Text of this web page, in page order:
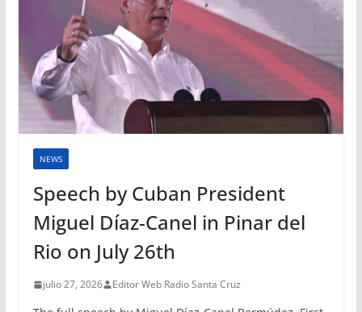
NEWS
Speech by Cuban President
Miguel Díaz-Canel in Pinar del
Rio on July 26th
julio 27, 2026 Editor Web Radio Santa Cruz